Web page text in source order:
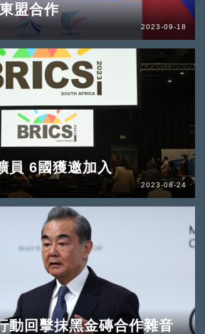
盟合作
2023-09-18
員 6國獲邀加入
2023-08-24
動回擊抺黑金磚合作雜音